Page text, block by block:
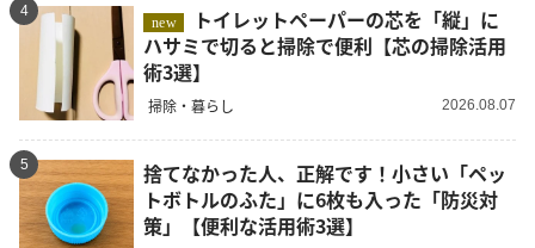
4
new
ハサミで切ると掃除で便利【芯の掃除活用
術3選】
掃除・暮らし 2026.08.07
5
捨てなかった人、正解です！小さい「ペッ
トボトルのふた」に6枚も入った「防災対
策」【便利な活用術3選】